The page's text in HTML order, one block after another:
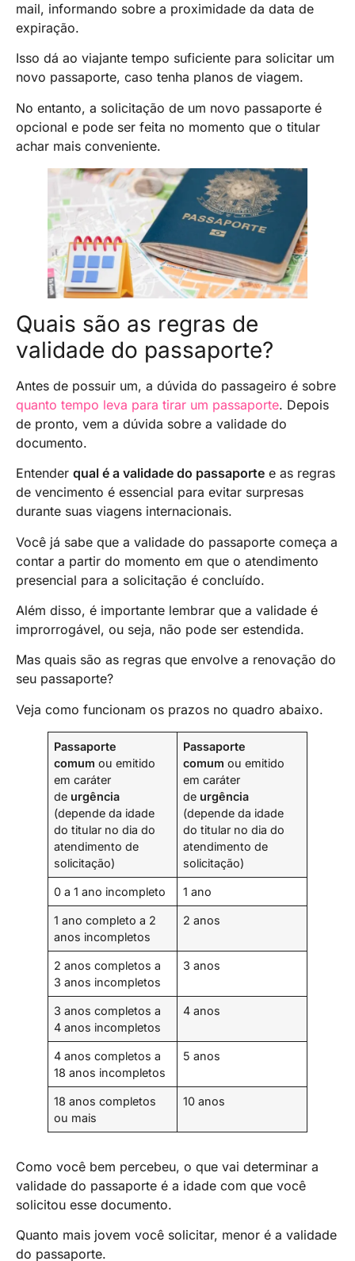
mail, informando sobre a proximidade da data de
expiração.
Isso dá ao viajante tempo suficiente para solicitar um
novo passaporte, caso tenha planos de viagem.
No entanto, a solicitação de um novo passaporte é
opcional e pode ser feita no momento que o titular
achar mais conveniente.
Quais são as regras de
validade do passaporte?
Antes de possuir um, a dúvida do passageiro é sobre
quanto tempo leva para tirar um passaporte. Depois
de pronto, vem a dúvida sobre a validade do
documento.
Entender qual é a validade do passaporte e as regras
de vencimento é essencial para evitar surpresas
durante suas viagens internacionais.
Você já sabe que a validade do passaporte começa a
contar a partir do momento em que o atendimento
presencial para a solicitação é concluído.
Além disso, é importante lembrar que a validade é
improrrogável, ou seja, não pode ser estendida.
Mas quais são as regras que envolve a renovação do
seu passaporte?
Veja como funcionam os prazos no quadro abaixo.
Passaporte
comumou emitido
em caráter
de urgência
(depende da idade
do titular no dia do
atendimento de
solicitação)
Passaporte
comumou emitido
em caráter
de urgência
(depende da idade
do titular no dia do
atendimento de
solicitação)
0 a 1 ano incompleto 1 ano
1 ano completo a 2
anos incompletos
2 anos
2 anos completos a
3 anos incompletos
3 anos
3 anos completos a
4 anos incompletos
4 anos
4 anos completos a
18 anos incompletos
5 anos
18 anos completos
ou mais
10 anos
Como você bem percebeu, o que vai determinar a
validade do passaporte é a idade com que você
solicitou esse documento.
Quanto mais jovem você solicitar, menor é a validade
do passaporte.